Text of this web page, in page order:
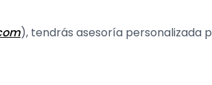
), tendrás asesoría personalizada